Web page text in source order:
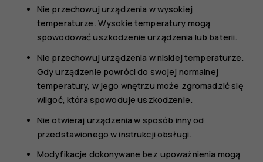
Nie przechowuj urządzenia w wysokiej
temperaturze. Wysokie temperatury mogą
spowodować uszkodzenie urządzenia lub baterii.
Nie przechowuj urządzenia w niskiej temperaturze.
Gdy urządzenie powróci do swojej normalnej
temperatury, w jego wnętrzu może zgromadzić się
wilgoć, która spowoduje uszkodzenie.
Nie otwieraj urządzenia w sposób inny od
przedstawionego w instrukcji obsługi.
Modyfikacje dokonywane bez upoważnienia mogą